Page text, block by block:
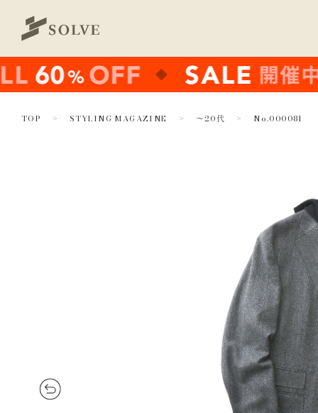
TOP STYLING MAGAZINE ～20代 No.000081